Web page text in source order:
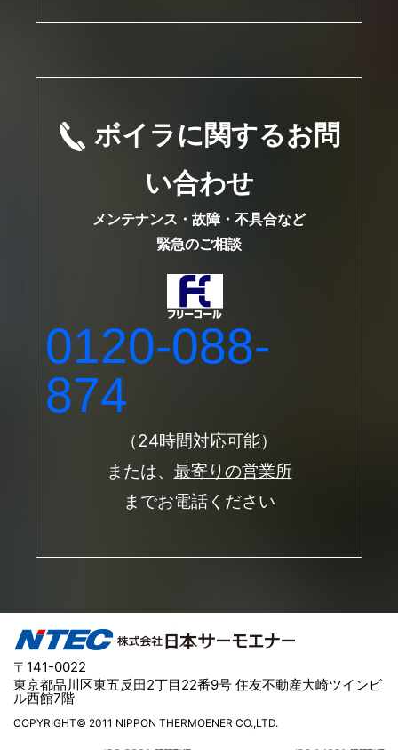
ボイラに関するお問
い合わせ
メンテナンス・故障・不具合など
緊急のご相談
0120-088-
874
（24時間対応可能）
または、 最寄りの営業所
までお電話ください
〒141-0022
東京都品川区東五反田2丁目22番9号 住友不動産大崎ツインビ
ル西館7階
COPYRIGHT© 2011 NIPPON THERMOENER CO.,LTD.